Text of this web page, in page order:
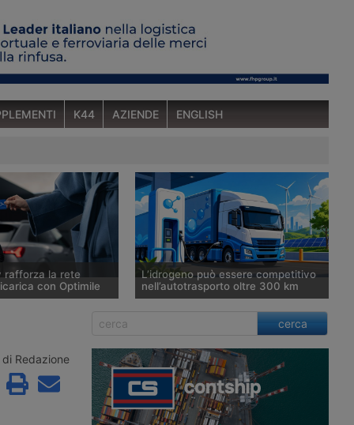
K44 AZIENDE ENGLISH
rafforza la rete
con Optimile
elettrica e
elettrici gestiti
in roaming su tutto il
L’idrogeno può essere competitivo
nell’autotrasporto oltre 300 km
Uno studio di Enea e Università della
Tuscia analizza i costi complessivi di
veicoli industriali e i risultati indicano
che le celle a combustibile alimentate
a idrogeno possono essere più
convenienti rispetto ai veicoli elettrici
a batteria sulle tratte medio-lunghe.
di Redazione
cerca